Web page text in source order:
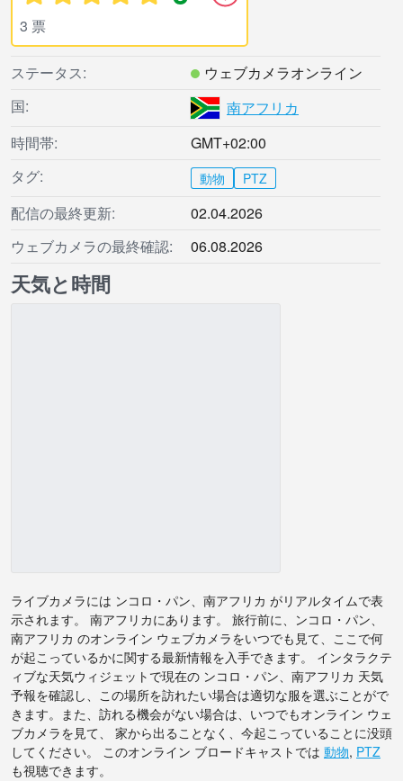
3 票
ステータス:
ウェブカメラオンライン
国:
南アフリカ
時間帯:
GMT+02:00
タグ:
動物 PTZ
配信の最終更新:
02.04.2026
ウェブカメラの最終確認:
06.08.2026
天気と時間
ライブカメラには ンコロ・パン、南アフリカ がリアルタイムで表
示されます。 南アフリカにあります。 旅行前に、ンコロ・パン、
南アフリカ のオンライン ウェブカメラをいつでも見て、ここで何
が起こっているかに関する最新情報を入手できます。 インタラクテ
ィブな天気ウィジェットで現在の ンコロ・パン、南アフリカ 天気
予報を確認し、この場所を訪れたい場合は適切な服を選ぶことがで
きます。また、訪れる機会がない場合は、いつでもオンライン ウェ
ブカメラを見て、 家から出ることなく、今起こっていることに没頭
してください。 このオンライン ブロードキャストでは 動物, PTZ
も視聴できます。